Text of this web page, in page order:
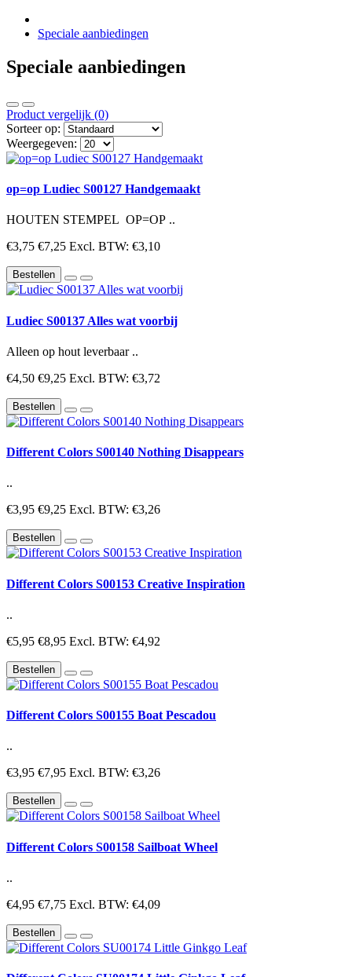
Speciale aanbiedingen
Speciale aanbiedingen
Product vergelijk (0)
Sorteer op:
Weergegeven:
op=op Ludiec S00127 Handgemaakt
HOUTEN STEMPEL OP=OP ..
€3,75 €7,25 Excl. BTW: €3,10
Bestellen
Ludiec S00137 Alles wat voorbij
Alleen op hout leverbaar ..
€4,50 €9,25 Excl. BTW: €3,72
Bestellen
Different Colors S00140 Nothing Disappears
..
€3,95 €9,25 Excl. BTW: €3,26
Bestellen
Different Colors S00153 Creative Inspiration
..
€5,95 €8,95 Excl. BTW: €4,92
Bestellen
Different Colors S00155 Boat Pescadou
..
€3,95 €7,95 Excl. BTW: €3,26
Bestellen
Different Colors S00158 Sailboat Wheel
..
€4,95 €7,75 Excl. BTW: €4,09
Bestellen